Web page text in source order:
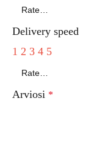
Delivery speed
1 2 3 4 5
Arviosi *